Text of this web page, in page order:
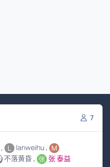
7
lanweihu
不落黄昏 张 泰益